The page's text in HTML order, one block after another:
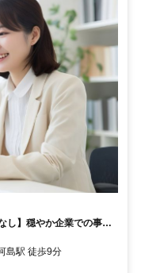
し】穏やか企業での事務
島駅 徒歩9分